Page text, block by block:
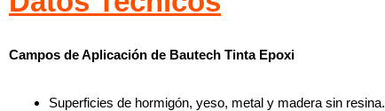
Campos de Aplicación de Bautech Tinta Epoxi
Superficies de hormigón, yeso, metal y madera sin resina.